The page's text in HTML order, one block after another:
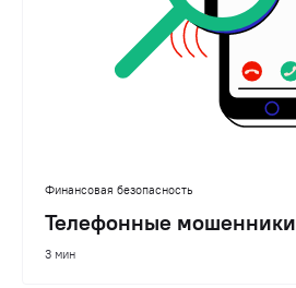
Финансовая безопасность
Телефонные мошенники
3 мин